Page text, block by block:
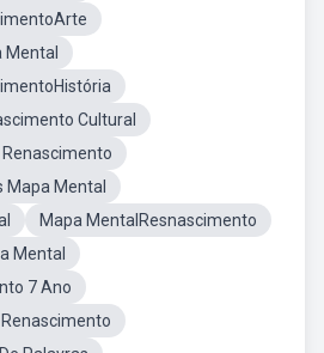
Mental
Cultural
Mapa Mental
Mapa MentalResnascimento
Mental
7 Ano